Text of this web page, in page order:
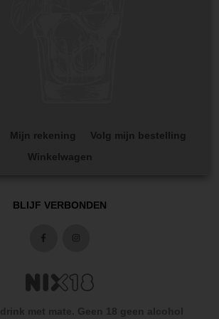
Mijn rekening
Volg mijn bestelling
Winkelwagen
BLIJF VERBONDEN
met mate. Geen 18 geen alcohol